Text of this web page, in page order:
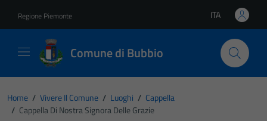
Regione Piemonte Lingua attiva:
ITA
Comune di Bubbio
Home / Vivere Il Comune / Luoghi / Cappella
/ Cappella Di Nostra Signora Delle Grazie